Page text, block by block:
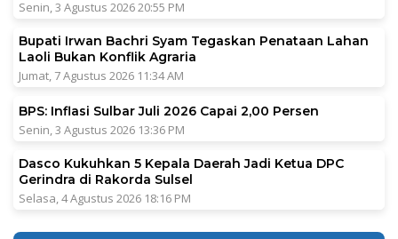
Senin, 3 Agustus 2026 20:55 PM
Bupati Irwan Bachri Syam Tegaskan Penataan Lahan
Laoli Bukan Konflik Agraria
Jumat, 7 Agustus 2026 11:34 AM
BPS: Inflasi Sulbar Juli 2026 Capai 2,00 Persen
Senin, 3 Agustus 2026 13:36 PM
Dasco Kukuhkan 5 Kepala Daerah Jadi Ketua DPC
Gerindra di Rakorda Sulsel
Selasa, 4 Agustus 2026 18:16 PM